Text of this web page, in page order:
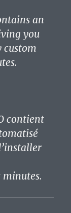
an
you
contient
minutes.